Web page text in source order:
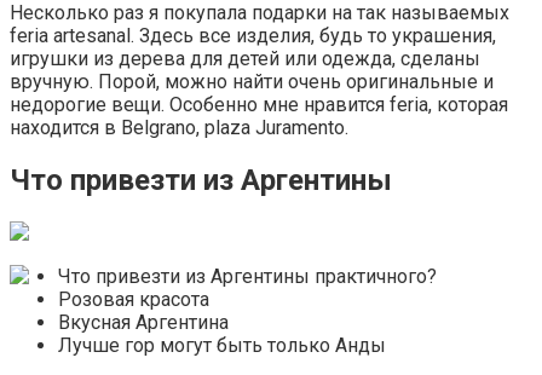
Несколько раз я покупала подарки на так называемых
feria artesanal. Здесь все изделия, будь то украшения,
игрушки из дерева для детей или одежда, сделаны
вручную. Порой, можно найти очень оригинальные и
недорогие вещи. Особенно мне нравится feria, которая
находится в Belgrano, plaza Juramento.
Что привезти из Аргентины
Что привезти из Аргентины практичного?
Розовая красота
Вкусная Аргентина
Лучше гор могут быть только Анды